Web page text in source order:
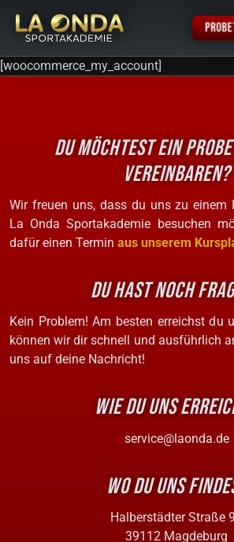
[woocommerce_my_account]
WIE DU UNS
service@laonda.de
DU MÖCHTEST EIN
VEREINBAREN?
Wir freuen uns, dass du uns zu einem
La Onda Sportakademie besuchen
dafür einen Termin aus unserem
WO DU UNS
Halberstädter Straße
39112 Magdeburg
DU HAST NOCH
Kein Problem! Am besten erreichst du
können wir dir schnell und ausführlich
uns auf deine Nachricht!